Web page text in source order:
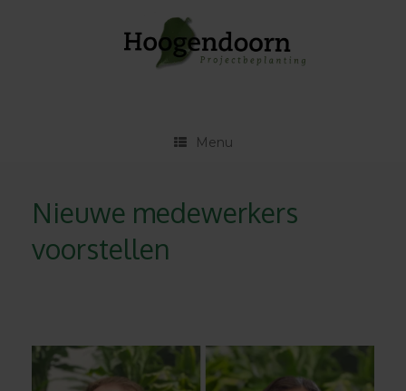
Menu
Nieuwe medewerkers
voorstellen